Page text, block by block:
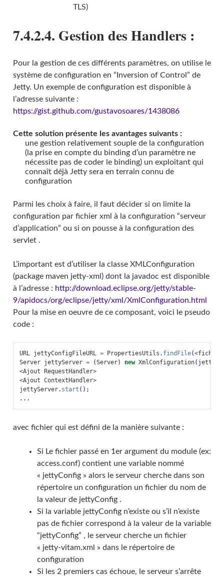
TLS)
7.4.2.4. Gestion des Handlers :
Pour la gestion de ces différents paramètres, on utilise le
système de configuration en “Inversion of Control” de
Jetty. Un exemple de configuration est disponible à
l’adresse suivante :
https://gist.github.com/gustavosoares/1438086
Cette solution présente les avantages suivants :
une gestion relativement souple de la configuration
(la prise en compte du binding d’un paramètre ne
nécessite pas de coder le binding) un exploitant qui
connaît déjà Jetty sera en terrain connu de
configuration
Parmi les choix à faire, il faut décider si on limite la
configuration par fichier xml à la configuration “serveur
d’application” ou si on pousse à la configuration des
servlet .
L’important est d’utiliser la classe XMLConfiguration
(package maven jetty-xml) dont la javadoc est disponible
à l’adresse : http://download.eclipse.org/jetty/stable-
9/apidocs/org/eclipse/jetty/xml/XmlConfiguration.html
Pour la mise en oeuvre de ce composant, voici le pseudo
code :
URL jettyConfigFileURL = PropertiesUtils . findFile(<fichier
Server jettyServer = (Server) new XmlConfiguration(
<Ajout RequestHandler>
<Ajout ContextHandler>
jettyServer. start ();
...
avec fichier qui est défini de la manière suivante :
Si Le fichier passé en 1er argument du module (ex:
access.conf) contient une variable nommé
« jettyConfig » alors le serveur cherche dans son
répertoire un configuration un fichier du nom de
la valeur de jettyConfig .
Si la variable jettyConfig n’existe ou s’il n’existe
pas de fichier correspond à la valeur de la variable
“jettyConfig” , le serveur cherche un fichier
« jetty-vitam.xml » dans le répertoire de
configuration
Si les 2 premiers cas échoue, le serveur s’arrête